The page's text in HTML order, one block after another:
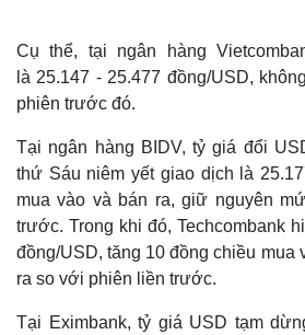
Cụ thể, tại ngân hàng
là 25.147 - 25.477 đồng/USD,
phiên trước đó.
Tại ngân hàng BIDV, tỷ giá đổi
thứ Sáu niêm yết giao dịch là
mua vào và bán ra, giữ nguyên
trước. Trong khi đó, Techcombank
đồng/USD, tăng 10 đồng chiều mua
ra so với phiên liền trước.
Tại Eximbank, tỷ giá USD tạm